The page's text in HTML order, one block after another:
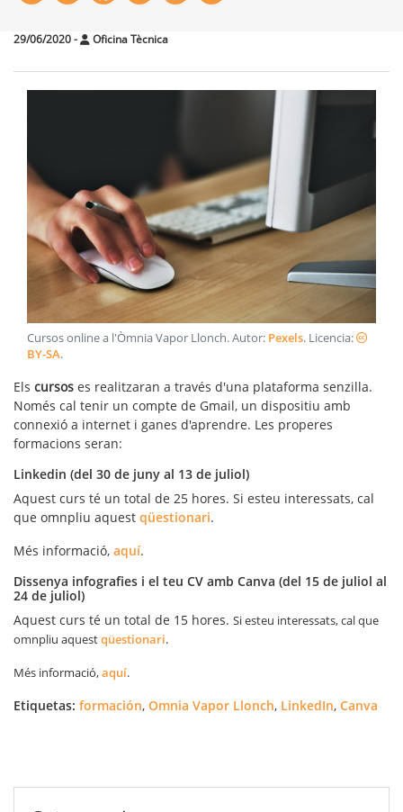
29/06/2020- Oficina Tècnica
Cursos online a l'Òmnia Vapor Llonch. Autor: Pexels. Licencia:
BY-SA.
Els cursos es realitzaran a través d'una plataforma senzilla.
Només cal tenir un compte de Gmail, un dispositiu amb
connexió a internet i ganes d'aprendre. Les properes
formacions seran:
Linkedin (del 30 de juny al 13 de juliol)
Aquest curs té un total de 25 hores. Si esteu interessats, cal
que omnpliu aquest qüestionari.
Més informació, aquí.
Dissenya infografies i el teu CV amb Canva (del 15 de juliol al
24 de juliol)
Aquest curs té un total de 15 hores. Si esteu interessats, cal que
omnpliu aquestqüestionari.
Més informació,aquí.
Etiquetas: formación, Omnia Vapor Llonch, LinkedIn, Canva